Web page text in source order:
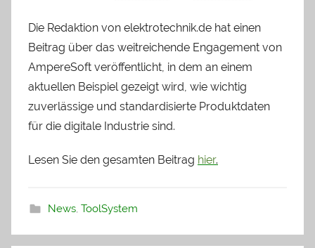
Die Redaktion von elektrotechnik.de hat einen
Beitrag über das weitreichende Engagement von
AmpereSoft veröffentlicht, in dem an einem
aktuellen Beispiel gezeigt wird, wie wichtig
zuverlässige und standardisierte Produktdaten
für die digitale Industrie sind.
Lesen Sie den gesamten Beitrag hier.
News, ToolSystem